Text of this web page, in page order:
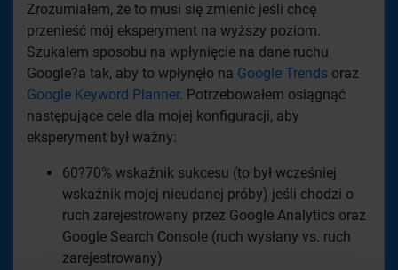
Zrozumiałem, że to musi się zmienić jeśli chcę
przenieść mój eksperyment na wyższy poziom.
Szukałem sposobu na wpłynięcie na dane ruchu
Google?a tak, aby to wpłynęło na Google Trends oraz
Google Keyword Planner. Potrzebowałem osiągnąć
następujące cele dla mojej konfiguracji, aby
eksperyment był ważny:
60?70% wskaźnik sukcesu (to był wcześniej
wskaźnik mojej nieudanej próby) jeśli chodzi o
ruch zarejestrowany przez Google Analytics oraz
Google Search Console (ruch wysłany vs. ruch
zarejestrowany)